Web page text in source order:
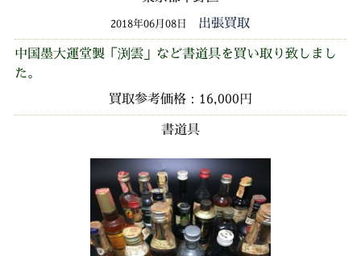
2018年06月08日
出張買取
中国墨大運堂製「渕雲」など書道具を買い取り致しまし
た。
買取参考価格：16,000円
書道具